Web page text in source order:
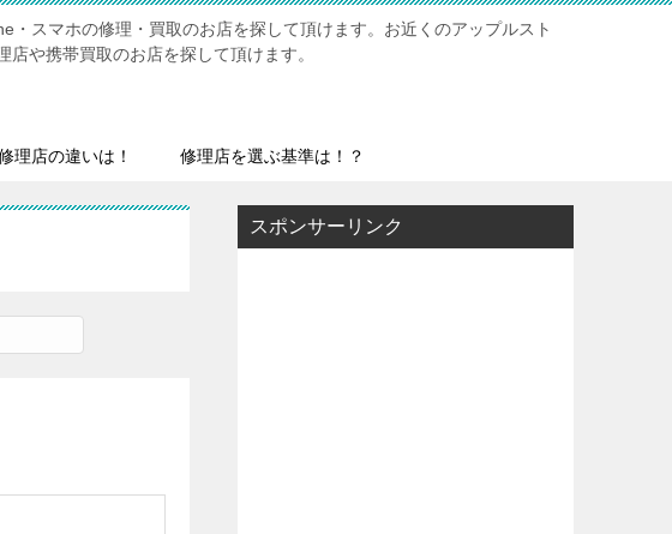
・スマホの修理・買取のお店を探して頂けます。お近くのアップルスト
店や携帯買取のお店を探して頂けます。
理店の違いは！ 修理店を選ぶ基準は！？
スポンサーリンク